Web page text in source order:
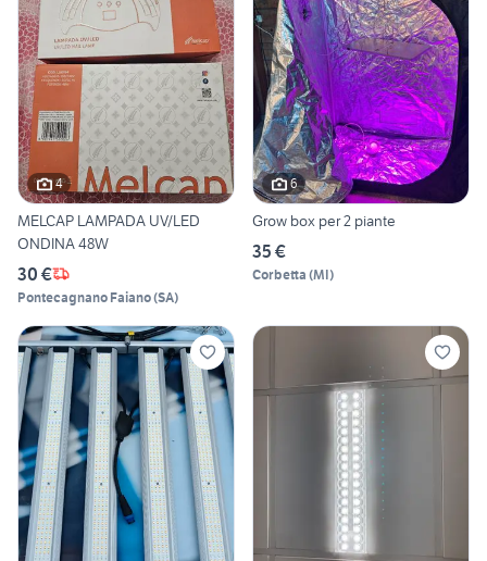
4
MELCAP LAMPADA UV/LED
ONDINA 48W
30 €
Pontecagnano Faiano(SA)
6
Grow box per 2 piante
35 €
Corbetta (MI)